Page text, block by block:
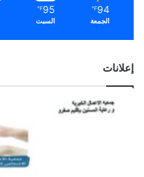
94
℉
الجمعة
95
℉
السبت
إعلانات